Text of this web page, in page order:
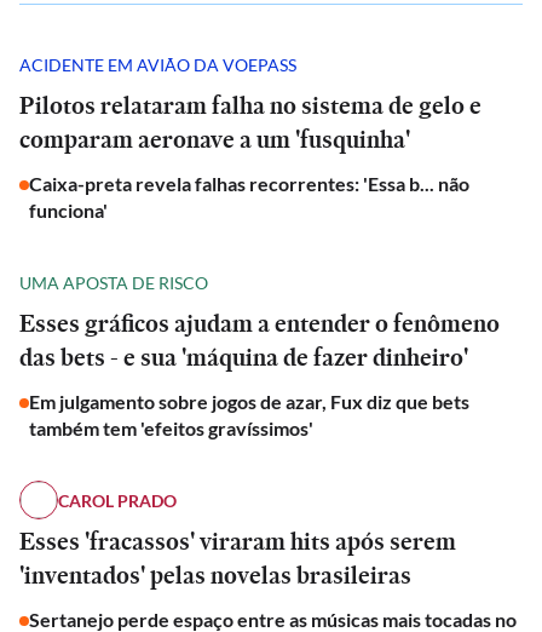
ACIDENTE EM AVIÃO DA VOEPASS
Pilotos relataram falha no sistema de gelo e
comparam aeronave a um 'fusquinha'
Caixa-preta revela falhas recorrentes: 'Essa b... não
funciona'
UMA APOSTA DE RISCO
Esses gráficos ajudam a entender o fenômeno
das bets - e sua 'máquina de fazer dinheiro'
Em julgamento sobre jogos de azar, Fux diz que bets
também tem 'efeitos gravíssimos'
CAROL PRADO
Esses 'fracassos' viraram hits após serem
'inventados' pelas novelas brasileiras
Sertanejo perde espaço entre as músicas mais tocadas no